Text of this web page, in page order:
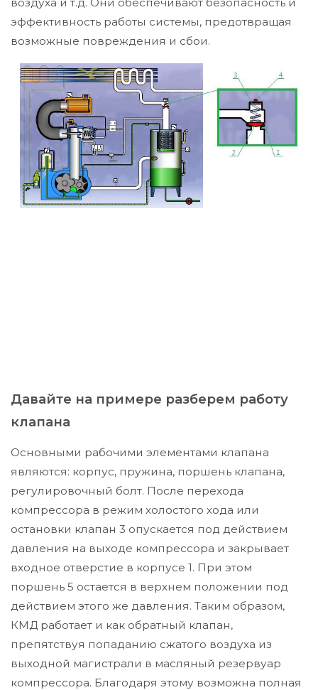
эффективность работы системы, предотвращая
возможные повреждения и сбои.
Давайте на примере разберем работу
клапана
Основными рабочими элементами клапана
являются: корпус, пружина, поршень клапана,
регулировочный болт. После перехода
компрессора в режим холостого хода или
остановки клапан 3 опускается под действием
давления на выходе компрессора и закрывает
входное отверстие в корпусе 1. При этом
поршень 5 остается в верхнем положении под
действием этого же давления. Таким образом,
КМД работает и как обратный клапан,
препятствуя попаданию сжатого воздуха из
выходной магистрали в масляный резервуар
компрессора. Благодаря этому возможна полная